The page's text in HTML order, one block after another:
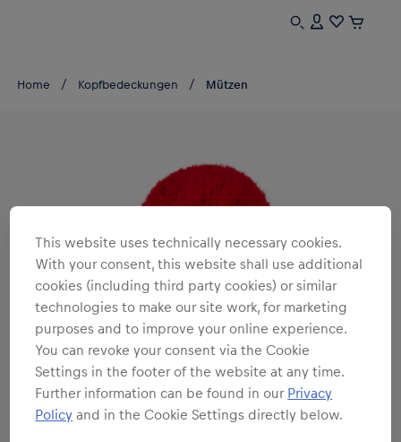
Home Kopfbedeckungen Mützen
This website uses technically necessary cookies.
With your consent, this website shall use additional
cookies (including third party cookies) or similar
technologies to make our site work, for marketing
purposes and to improve your online experience.
You can revoke your consent via the Cookie
Settings in the footer of the website at any time.
Further information can be found in our Privacy
Policy and in the Cookie Settings directly below.